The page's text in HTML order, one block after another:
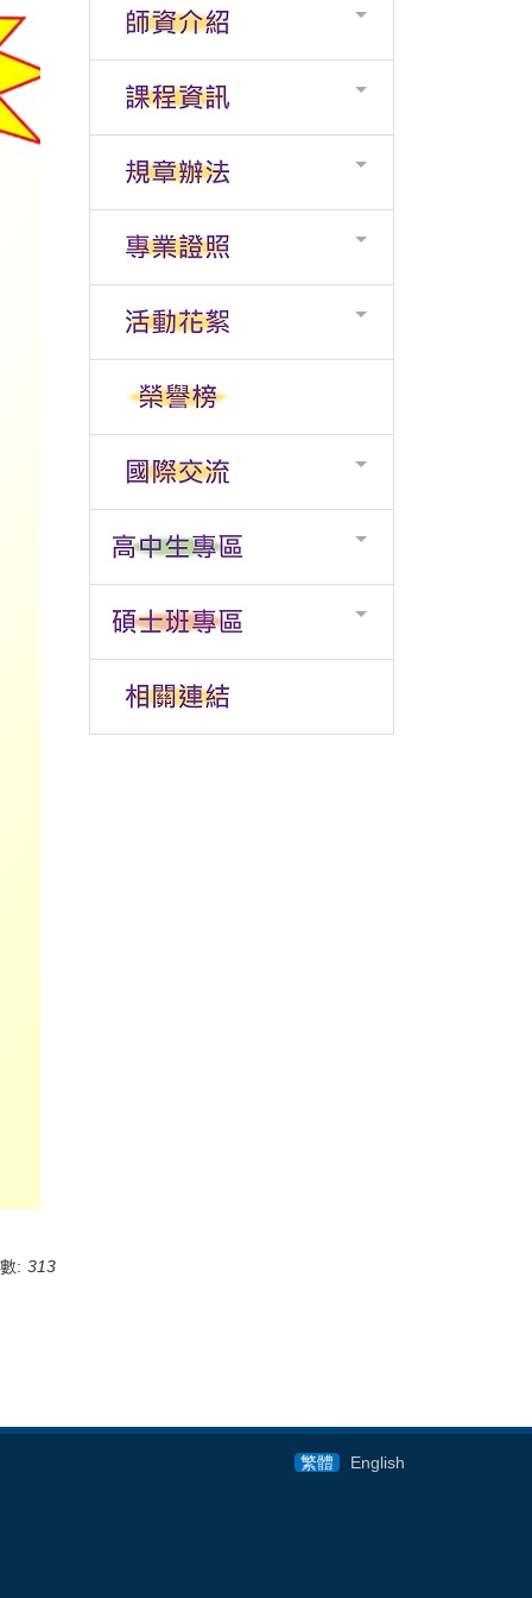
: 313
繁體 English